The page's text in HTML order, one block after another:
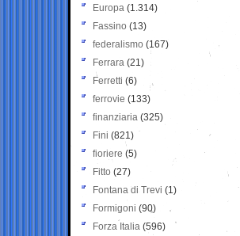
Europa (1.314)
Fassino (13)
federalismo (167)
Ferrara (21)
Ferretti (6)
ferrovie (133)
finanziaria (325)
Fini (821)
fioriere (5)
Fitto (27)
Fontana di Trevi (1)
Formigoni (90)
Forza Italia (596)